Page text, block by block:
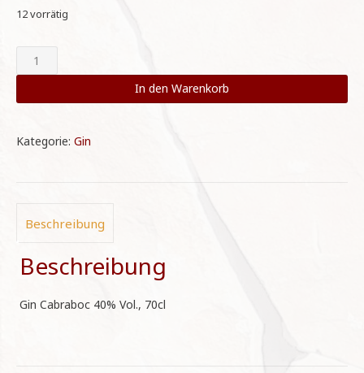
12 vorrätig
Cabraboc
Vol.,
Menge
In den Warenkorb
Kategorie: Gin
Beschreibung
Beschreibung
Gin Cabraboc 40% Vol., 70cl